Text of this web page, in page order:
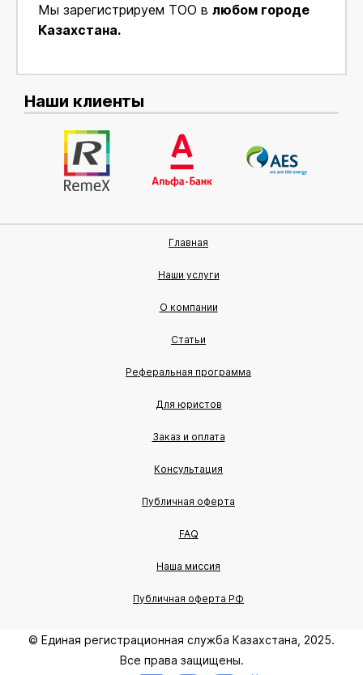
Мы зарегистрируем ТОО в любом городе
Казахстана.
Наши клиенты
Главная
Наши услуги
О компании
Статьи
Реферальная программа
Для юристов
Заказ и оплата
Консультация
Публичная оферта
FAQ
Наша миссия
Публичная оферта РФ
© Единая регистрационная служба Казахстана, 2025.
Все права защищены.